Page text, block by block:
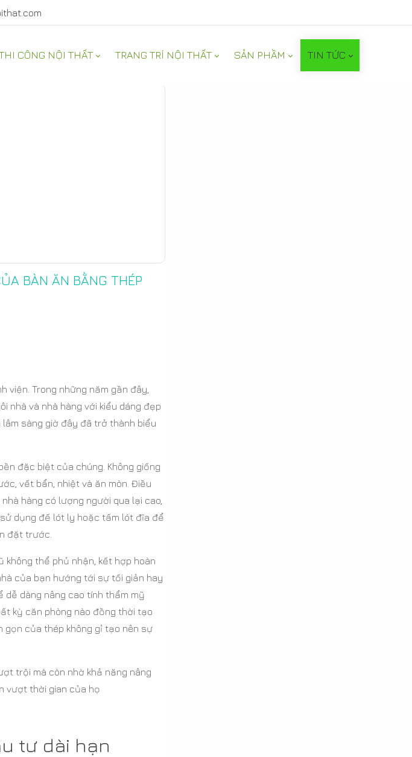
CÔNG NỘI THẤT TRANG TRÍ NỘI THẤT SẢN PHẦM TIN TỨC
BÀN ĂN BẰNG THÉP
viện. Trong những năm gần đây,
nhà và nhà hàng với kiểu dáng đẹp
sàng giờ đây đã trở thành biểu
đặc biệt của chúng. Không giống
vết bẩn, nhiệt và ăn mòn. Điều
hàng có lượng người qua lại cao,
dụng đế lót ly hoặc tấm lót đĩa để
đặt trước.
không thể phủ nhận, kết hợp hoàn
của bạn hướng tới sự tối giản hay
dàng nâng cao tính thẩm mỹ
kỳ căn phòng nào đồng thời tạo
gọn của thép không gỉ tạo nên sự
trội mà còn nhờ khả năng nâng
vượt thời gian của họ
tư dài hạn